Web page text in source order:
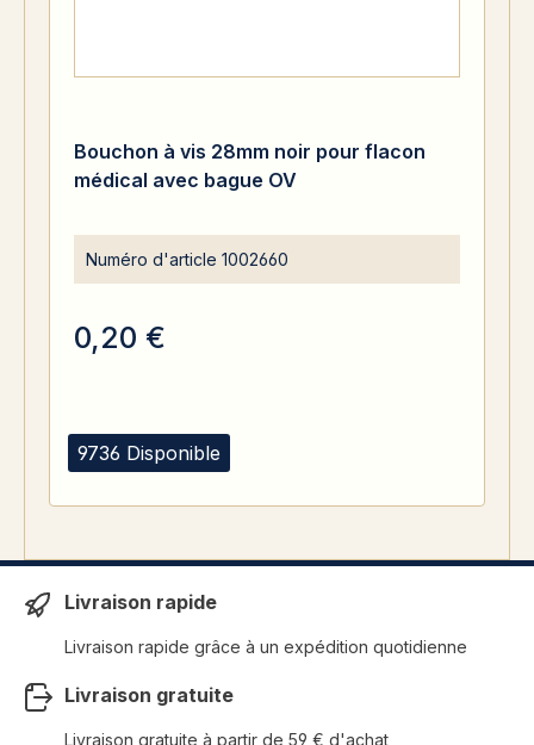
9736 Disponible
Bouchon à vis 28mm noir pour flacon
médical avec bague OV
Numéro d'article 1002660
0,20 €
Livraison rapide
Livraison rapide grâce à un expédition quotidienne
Livraison gratuite
Livraison gratuite à partir de 59 € d'achat